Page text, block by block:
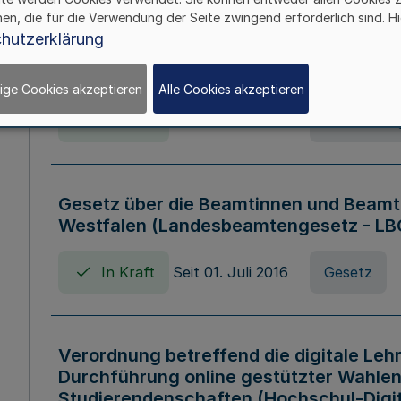
Verordnung über die
Nordrhein-Westfalen
Gesetz über die Beamtinnen und
Westfalen (Landesbeamtengesetz -
In Kraft Seit 01. Juli 2016 Gesetz
Verordnung betreffend die digitale
Durchführung online gestützter
die für die Verwendung der Seite zwingend erforderlich sind.
Cookies akzeptieren Alle Cookies akzeptieren